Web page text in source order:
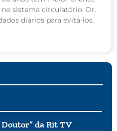
sistema circulatório. Dr.
diários para evitá-los.
da Rit TV